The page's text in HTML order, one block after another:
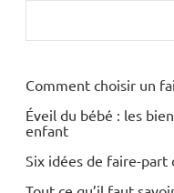
Comment choisir un
Éveil du bébé : les
enfant
Six idées de faire-part